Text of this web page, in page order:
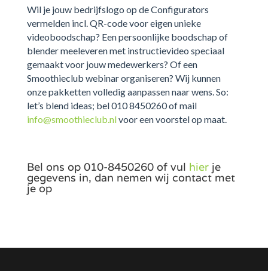
Wil je jouw bedrijfslogo op de Configurators
vermelden incl. QR-code voor eigen unieke
videoboodschap? Een persoonlijke boodschap of
blender meeleveren met instructievideo speciaal
gemaakt voor jouw medewerkers? Of een
Smoothieclub webinar organiseren? Wij kunnen
onze pakketten volledig aanpassen naar wens. So:
let’s blend ideas; bel 010 8450260 of mail
info@smoothieclub.nlvoor een voorstel op maat.
Bel ons op 010-8450260 of vul hierje
gegevens in, dan nemen wij contact met
je op